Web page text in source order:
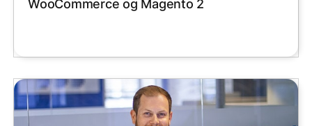
WooCommerce og Magento 2